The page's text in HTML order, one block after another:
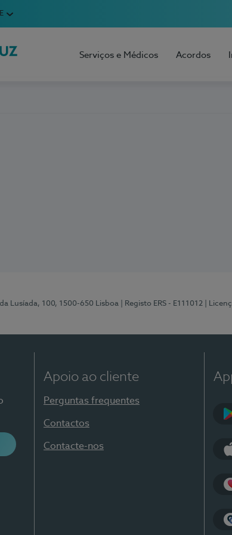
Serviços e Médicos Acordos
Lusíada, 100, 1500-650 Lisboa | Registo ERS - E111012 |
Apoio ao cliente
Perguntas frequentes
Contactos
Contacte-nos